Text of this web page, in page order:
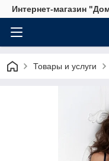
Интернет-магазин
Товары и услуги